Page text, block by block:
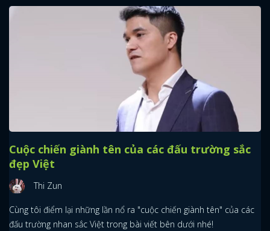
Cuộc chiến giành tên của các đấu trường sắc
đẹp Việt
Thi Zun
Cùng tôi điểm lại những lần nổ ra "cuộc chiến giành tên" của các
đấu trường nhan sắc Việt trong bài viết bên dưới nhé!